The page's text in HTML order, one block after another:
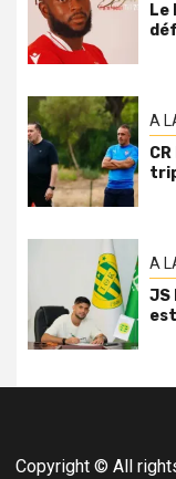
Le
A
A
JS
Copyright © All